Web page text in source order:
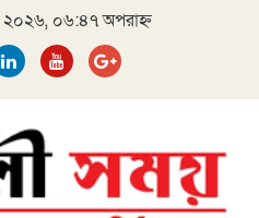
২০২৬, ০৬:৪৭ অপরাহ্ন